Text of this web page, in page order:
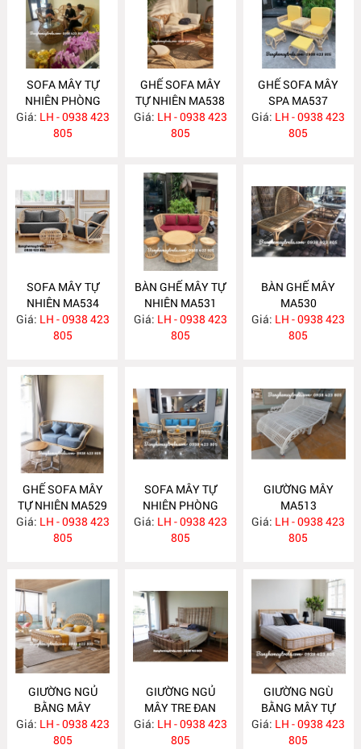
SOFA MÂY TỰ
NHIÊN PHÒNG
KHÁCH MA547
Giá: LH - 0938 423
805
GHẾ SOFA MÂY
TỰ NHIÊN MA538
Giá: LH - 0938 423
805
GHẾ SOFA MÂY
SPA MA537
Giá: LH - 0938 423
805
SOFA MÂY TỰ
NHIÊN MA534
Giá: LH - 0938 423
805
BÀN GHẾ MÂY TỰ
NHIÊN MA531
Giá: LH - 0938 423
805
BÀN GHẾ MÂY
MA530
Giá: LH - 0938 423
805
GHẾ SOFA MÂY
TỰ NHIÊN MA529
Giá: LH - 0938 423
805
SOFA MÂY TỰ
NHIÊN PHÒNG
KHÁCH KIỂU HIỆN
ĐẠI MA523
Giá: LH - 0938 423
805
GIƯỜNG MÂY
MA513
Giá: LH - 0938 423
805
GIƯỜNG NGỦ
BẰNG MÂY
MA512
Giá: LH - 0938 423
805
GIƯỜNG NGỦ
MÂY TRE ĐAN
MA511
Giá: LH - 0938 423
805
GIƯỜNG NGÙ
BẰNG MÂY TỰ
NHIÊN MA510
Giá: LH - 0938 423
805